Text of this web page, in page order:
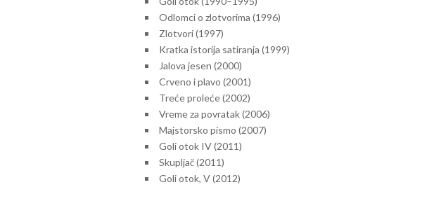
Odlomci o zlotvorima (1996)
Zlotvori (1997)
Kratka istorija satiranja (1999)
Jalova jesen (2000)
Crveno i plavo (2001)
Treće proleće (2002)
Vreme za povratak (2006)
Majstorsko pismo (2007)
Goli otok IV (2011)
Skupljač (2011)
Goli otok, V (2012)